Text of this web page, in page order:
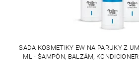
SADA KOSMETIKY EW NA PARUKY Z
ML - ŠAMPÓN, BALZÁM,